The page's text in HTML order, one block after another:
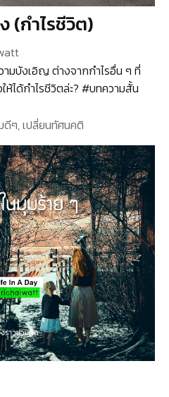
(กำไรชีวิต)
มบังเอิญ ต่างจากกำไรอื่น ๆ ที่
ได้กำไรชีวิตล่ะ? #บทความสั้น
ดีๆ,เปลี่ยนทัศนคติ